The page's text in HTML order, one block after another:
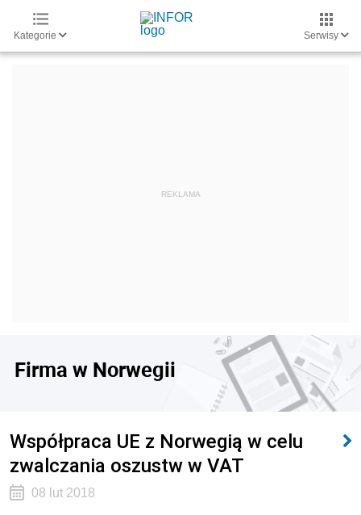
Kategorie Serwisy
Firma w Norwegii
Współpraca UE z Norwegią w celu
zwalczania oszustw w VAT
08 lut 2018